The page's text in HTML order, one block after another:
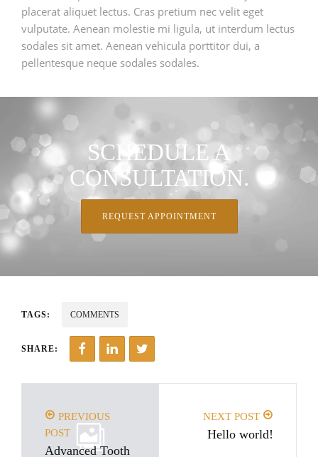
placerat aliquet lectus. Cras pretium nec velit eget
vulputate. Aenean molestie mi ligula, ut interdum lectus
sodales sit amet. Aenean vehicula porttitor dui, a
pellentesque neque sodales sodales.
SCHEDULE A
CONSULTATION.
REQUEST APPOINTMENT
TAGS: COMMENTS
SHARE:
PREVIOUS
POST
Advanced Tooth
NEXT POST
Hello world!